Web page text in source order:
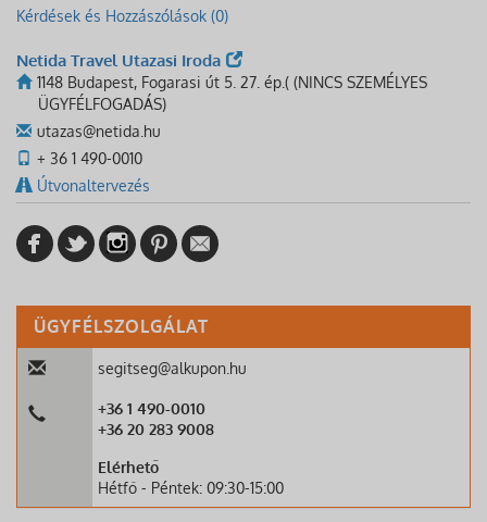
Kérdések és Hozzászólások (0)
Netida Travel Utazasi Iroda
1148 Budapest, Fogarasi út 5. 27. ép.( (NINCS SZEMÉLYES
ÜGYFÉLFOGADÁS)
utazas@netida.hu
+ 36 1 490-0010
Útvonaltervezés
ÜGYFÉLSZOLGÁLAT
segitseg@alkupon.hu
+36 1 490-0010
+36 20 283 9008
Elérhető
Hétfő - Péntek: 09:30-15:00